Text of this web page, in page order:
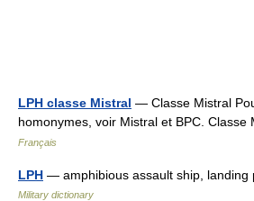
LPH classe Mistral — Classe Mistral
homonymes, voir Mistral et BPC.
Français
LPH — amphibious assault ship,
Military dictionary